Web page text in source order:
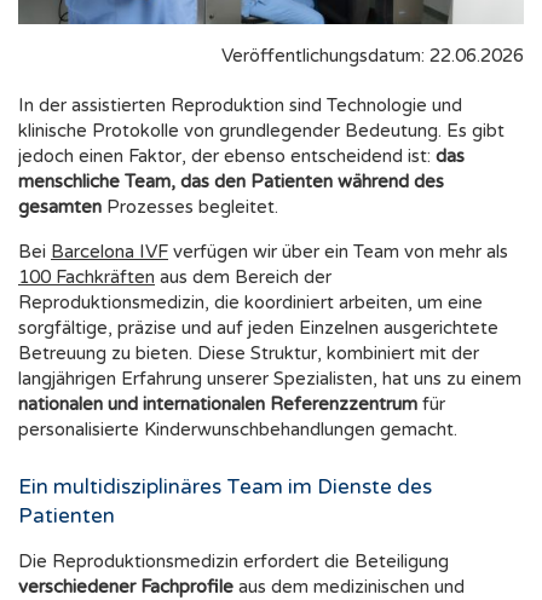
Veröffentlichungsdatum: 22.06.2026
In der assistierten Reproduktion sind Technologie und
klinische Protokolle von grundlegender Bedeutung. Es gibt
jedoch einen Faktor, der ebenso entscheidend ist: das
menschliche Team, das den Patienten während des
gesamten Prozesses begleitet.
Bei Barcelona IVF verfügen wir über ein Team von mehr als
100 Fachkräften aus dem Bereich der
Reproduktionsmedizin, die koordiniert arbeiten, um eine
sorgfältige, präzise und auf jeden Einzelnen ausgerichtete
Betreuung zu bieten. Diese Struktur, kombiniert mit der
langjährigen Erfahrung unserer Spezialisten, hat uns zu einem
nationalen und internationalen Referenzzentrum für
personalisierte Kinderwunschbehandlungen gemacht.
Ein multidisziplinäres Team im Dienste des
Patienten
Die Reproduktionsmedizin erfordert die Beteiligung
verschiedener Fachprofile aus dem medizinischen und